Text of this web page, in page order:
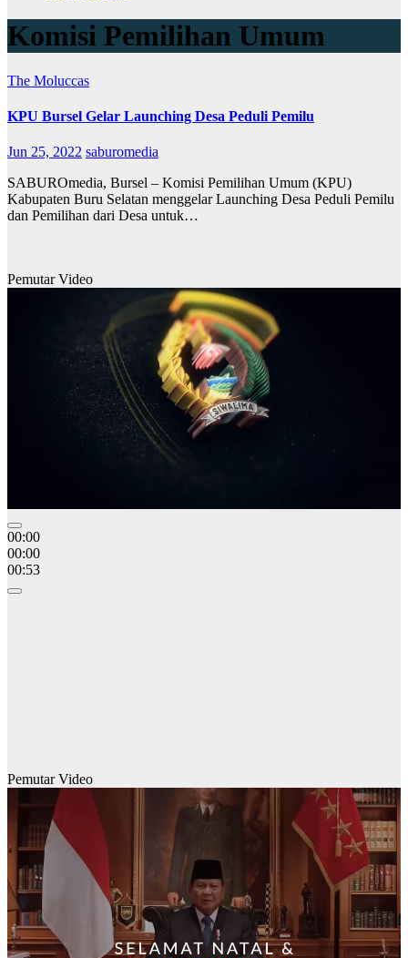
Komisi Pemilihan Umum
The Moluccas
KPU Bursel Gelar Launching Desa Peduli Pemilu
Jun 25, 2022 saburomedia
SABUROmedia, Bursel – Komisi Pemilihan Umum (KPU)
Kabupaten Buru Selatan menggelar Launching Desa Peduli Pemilu
dan Pemilihan dari Desa untuk…
Pemutar Video
00:00
00:00
00:53
Pemutar Video